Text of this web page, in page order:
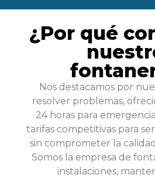
¿Por qué
Nos destacamos por
resolver problemas,
24 horas para
tarifas competitivas para
sin comprometer la
Somos la empresa de
instalaciones,